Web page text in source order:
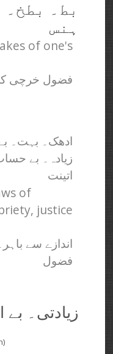
بط۔ بطخ۔
ہنس
of one's
فضول خرچی
ادھک۔ بہت۔
زیادہ۔ بے
اتینت
of
justice
اندازے سے
فضول
زیادتی۔